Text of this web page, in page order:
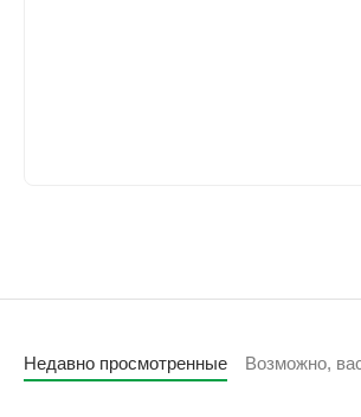
Недавно просмотренные Возможно,